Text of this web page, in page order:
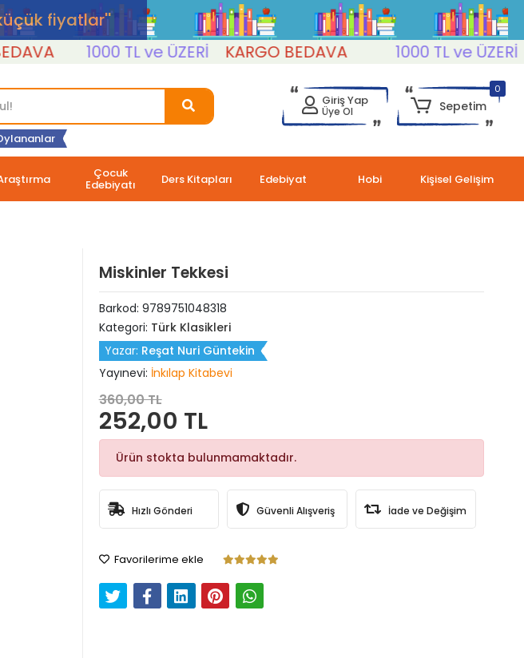
küçük fiyatlar''
1000 TL ve ÜZERİ KARGO BEDAVA 1000 TL ve ÜZERİ
Giriş Yap
Üye Ol
0
Sepetim
Çocuk
Edebiyatı Ders Kitapları Edebiyat Hobi Kişisel Gelişim
Miskinler Tekkesi
Barkod: 9789751048318
Kategori: Türk Klasikleri
Yazar: Reşat Nuri Güntekin
Yayınevi: İnkılap Kitabevi
360,00 TL
252,00 TL
Ürün stokta bulunmamaktadır.
Hızlı Gönderi Güvenli Alışveriş İade ve Değişim
Favorilerime ekle